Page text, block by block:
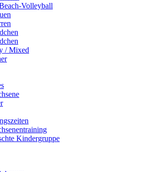
Volleyball
/ Mixed
Kindergruppe